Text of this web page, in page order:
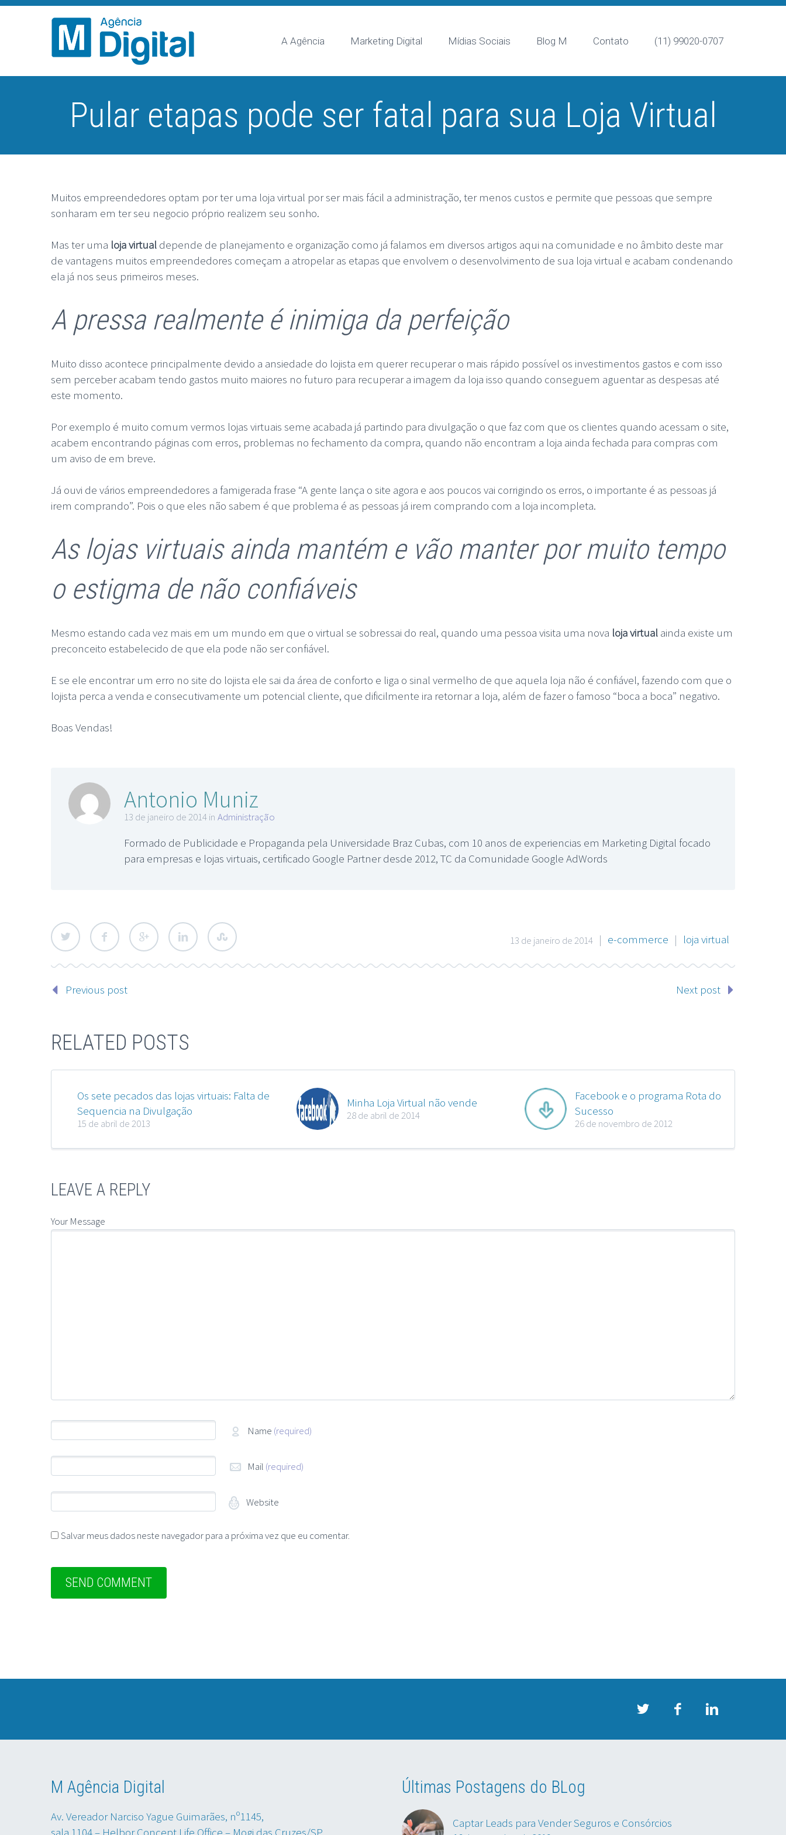
A Agência Marketing Digital Mídias Sociais Blog M Contato (11) 99020-0707
Pular etapas pode ser fatal para sua Loja Virtual
Muitos empreendedores optam por ter uma loja virtual por ser mais fácil a administração, ter menos custos e permite que pessoas que sempre
sonharam em ter seu negocio próprio realizem seu sonho.
Mas ter uma loja virtual depende de planejamento e organização como já falamos em diversos artigos aqui na comunidade e no âmbito deste mar
de vantagens muitos empreendedores começam a atropelar as etapas que envolvem o desenvolvimento de sua loja virtual e acabam condenando
ela já nos seus primeiros meses.
A pressa realmente é inimiga da perfeição
Muito disso acontece principalmente devido a ansiedade do lojista em querer recuperar o mais rápido possível os investimentos gastos e com isso
sem perceber acabam tendo gastos muito maiores no futuro para recuperar a imagem da loja isso quando conseguem aguentar as despesas até
este momento.
Por exemplo é muito comum vermos lojas virtuais seme acabada já partindo para divulgação o que faz com que os clientes quando acessam o site,
acabem encontrando páginas com erros, problemas no fechamento da compra, quando não encontram a loja ainda fechada para compras com
um aviso de em breve.
Já ouvi de vários empreendedores a famigerada frase “A gente lança o site agora e aos poucos vai corrigindo os erros, o importante é as pessoas já
irem comprando”. Pois o que eles não sabem é que problema é as pessoas já irem comprando com a loja incompleta.
As lojas virtuais ainda mantém e vão manter por muito tempo
o estigma de não confiáveis
Mesmo estando cada vez mais em um mundo em que o virtual se sobressai do real, quando uma pessoa visita uma nova loja virtual ainda existe um
preconceito estabelecido de que ela pode não ser confiável.
E se ele encontrar um erro no site do lojista ele sai da área de conforto e liga o sinal vermelho de que aquela loja não é confiável, fazendo com que o
lojista perca a venda e consecutivamente um potencial cliente, que dificilmente ira retornar a loja, além de fazer o famoso “boca a boca” negativo.
Boas Vendas!
Antonio Muniz
13 de janeiro de 2014 in Administração
Formado de Publicidade e Propaganda pela Universidade Braz Cubas, com 10 anos de experiencias em Marketing Digital focado
para empresas e lojas virtuais, certificado Google Partner desde 2012, TC da Comunidade Google AdWords
13 de janeiro de 2014 | e-commerce | loja virtual
Previous post Next post
RELATED POSTS
Os sete pecados das lojas virtuais: Falta de
Sequencia na Divulgação
15 de abril de 2013
Minha Loja Virtual não vende
28 de abril de 2014
Facebook e o programa Rota do
Sucesso
26 de novembro de 2012
LEAVE A REPLY
Your Message
Name (required)
Mail (required)
Website
Salvar meus dados neste navegador para a próxima vez que eu comentar.
M Agência Digital
Av. Vereador Narciso Yague Guimarães, nº1145,
sala 1104 – Helbor Concept Life Office – Mogi das Cruzes/SP.
Últimas Postagens do BLog
Captar Leads para Vender Seguros e Consórcios